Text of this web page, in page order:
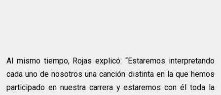
Al mismo tiempo, Rojas explicó: “Estaremos interpretando
cada uno de nosotros una canción distinta en la que hemos
participado en nuestra carrera y estaremos con él toda la